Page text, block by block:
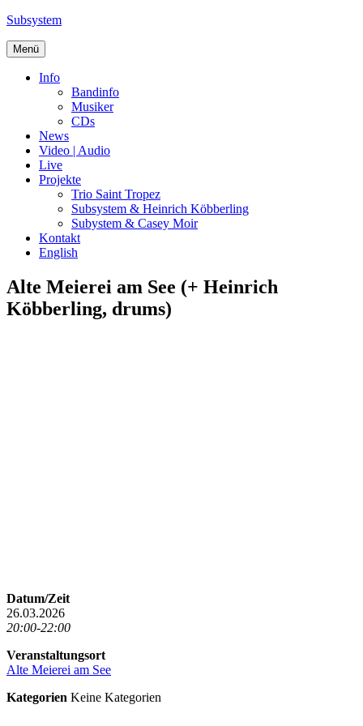
Zum
springen
Subsystem
Menü
Info
Bandinfo
Musiker
CDs
News
Video | Audio
Live
Projekte
Trio Saint Tropez
Subsystem & Heinrich Köbberling
Subystem & Casey Moir
Kontakt
English
Alte Meierei am See (+ Heinrich
Köbberling, drums)
Datum/Zeit
26.03.2026
20:00-22:00
Veranstaltungsort
Alte Meierei am See
Kategorien Keine Kategorien